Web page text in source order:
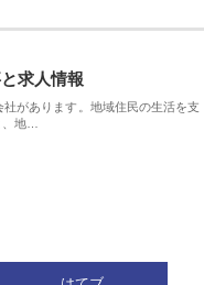
求人情報
があります。地域住民の生活を支
地…